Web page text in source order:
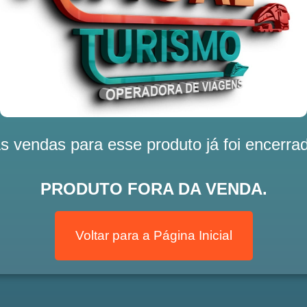
vendas para esse produto já foi
PRODUTO FORA DA VENDA.
Voltar para a Página Inicial